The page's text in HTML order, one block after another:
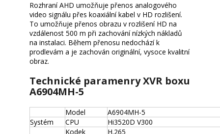
Rozhraní AHD umožňuje přenos analogového
video signálu přes koaxiální kabel v HD rozlišení.
To umožňuje přenos obrazu v rozlišení HD na
vzdálenost 500 m při zachování nízkých nákladů
na instalaci. Během přenosu nedochází k
prodlevám a je zachován originální, vysoce kvalitní
obraz.
Technické paramenry XVR boxu
A6904MH-5
Model
A6904MH-5
Systém
CPU Hi3520D V300
Kodek
H.265